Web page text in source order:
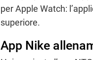
per Apple Watch:
superiore.
App Nike